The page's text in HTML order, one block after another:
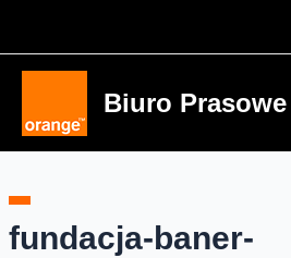
Biuro
fundacja-baner-